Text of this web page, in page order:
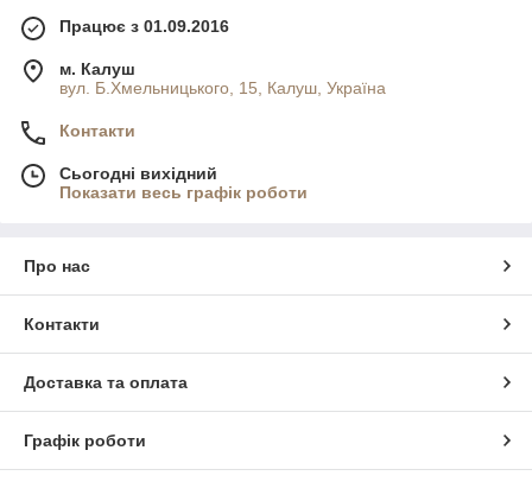
Працює з 01.09.2016
м. Калуш
вул. Б.Хмельницького, 15, Калуш, Україна
Контакти
Сьогодні вихідний
Показати весь графік роботи
Про нас
Контакти
Доставка та оплата
Графік роботи